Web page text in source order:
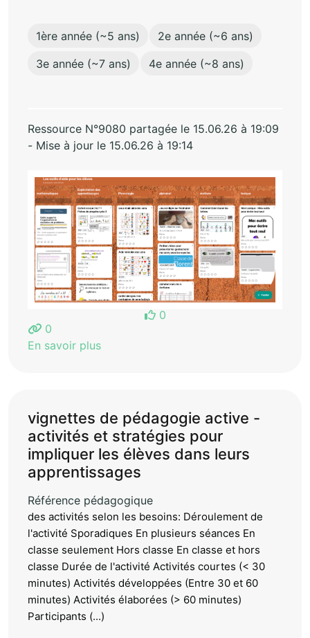
1ère année (~5 ans)
2e année (~6 ans)
3e année (~7 ans)
4e année (~8 ans)
Ressource N°9080 partagée le 15.06.26 à 19:09
- Mise à jour le 15.06.26 à 19:14
0
0
En savoir plus
vignettes de pédagogie active -
activités et stratégies pour
impliquer les élèves dans leurs
apprentissages
Référence pédagogique
des activités selon les besoins: Déroulement de
l'activité Sporadiques En plusieurs séances En
classe seulement Hors classe En classe et hors
classe Durée de l'activité Activités courtes (< 30
minutes) Activités développées (Entre 30 et 60
minutes) Activités élaborées (> 60 minutes)
Participants (...)